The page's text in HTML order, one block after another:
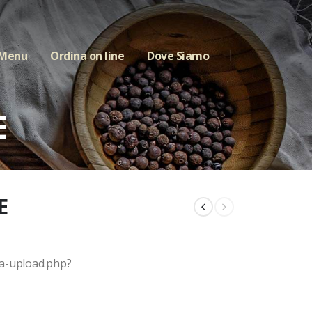
Ordina on line Dove Siamo
upload.php?